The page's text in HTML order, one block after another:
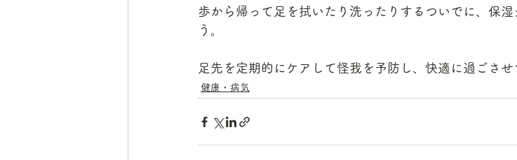
歩から帰って足を拭いたり洗ったりするついでに、保
う。
足先を定期的にケアして怪我を予防し、快適に過ごさせ
健康・病気